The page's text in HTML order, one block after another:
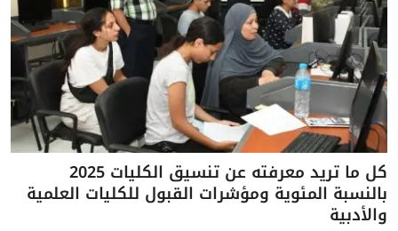
كل ما تريد معرفته عن تنسيق الكليات 2025
بالنسبة المئوية ومؤشرات القبول للكليات العلمية
والأدبية